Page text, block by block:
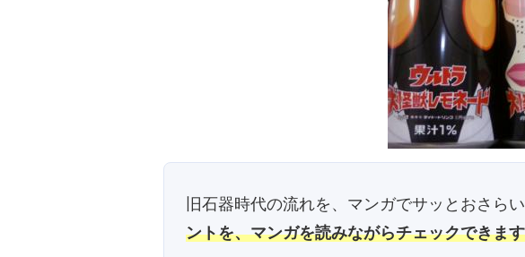
旧石器時代の流れを、マンガでサッとおさら
ントを、マンガを読みながらチェックできます